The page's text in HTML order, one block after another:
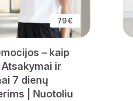
79 €
– kaip
ir
7 dienų
| Nuotoliu